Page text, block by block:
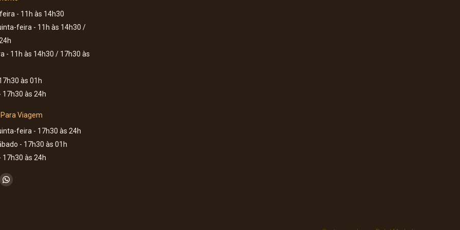
- 11h às 14h30
feira - 11h às 14h30 /
- 11h às 14h30 / 17h30 às
às 01h
17h30 às 24h
Viagem
feira - 17h30 às 24h
- 17h30 às 01h
17h30 às 24h
em:
Whatsapp